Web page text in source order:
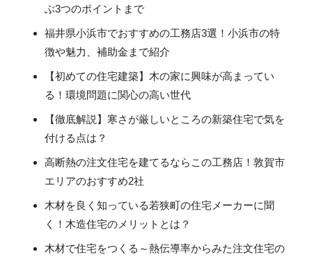
ぶ3つのポイントまで
福井県小浜市でおすすめの工務店3選！小浜市の特
徴や魅力、補助金まで紹介
【初めての住宅建築】木の家に興味が高まってい
る！環境問題に関心の高い世代
【徹底解説】寒さが厳しいところの新築住宅で気を
付ける点は？
高断熱の注文住宅を建てるならこの工務店！敦賀市
エリアのおすすめ2社
木材を良く知っている若狭町の住宅メーカーに聞
く！木造住宅のメリットとは？
木材で住宅をつくる～熱伝導率からみた注文住宅の